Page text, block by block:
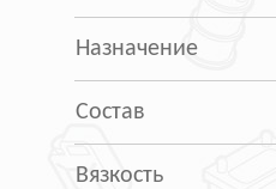
Назначение
Состав
Вязкость